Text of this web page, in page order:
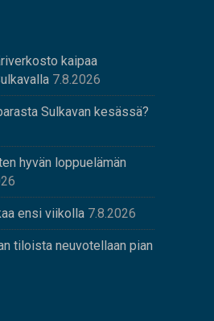
kaipaa
7.8.2026
Sulkavan kesässä?
hyvän loppuelämän
ensi viikolla 7.8.2026
tiloista neuvotellaan pian